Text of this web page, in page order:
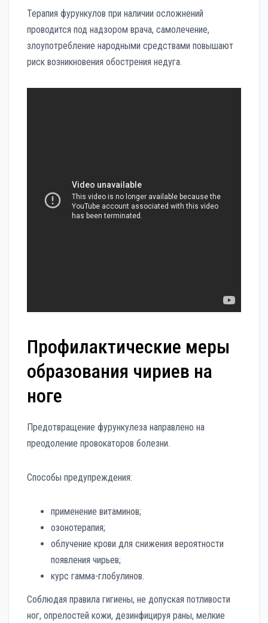
Терапия фурункулов при наличии осложнений
проводится под надзором врача, самолечение,
злоупотребление народными средствами повышают
риск возникновения обострения недуга.
Профилактические меры
образования чириев на
ноге
Предотвращение фурункулеза направлено на
преодоление провокаторов болезни.
Способы предупреждения:
применение витаминов;
озонотерапия;
облучение крови для снижения вероятности
появления чирьев;
курс гамма-глобулинов.
Соблюдая правила гигиены, не допуская потливости
ног, опрелостей кожи, дезинфицируя раны, мелкие